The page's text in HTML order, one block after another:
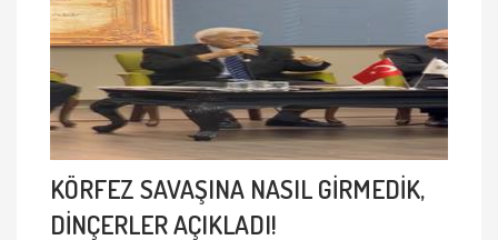
KÖRFEZ SAVAŞINA NASIL GİRMEDİK,
DİNÇERLER AÇIKLADI!